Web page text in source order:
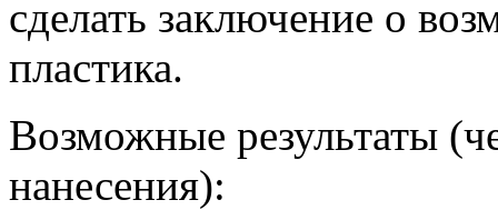
сделать заключение о
пластика.
Возможные результаты
нанесения):